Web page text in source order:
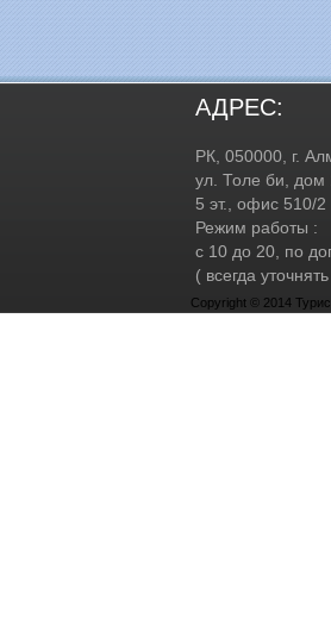
АДРЕС:
РК, 050000, г.
ул. Толе би, дом
5 эт., офис 510/2
Режим работы :
с 10 до 20, по
( всегда
Copyright © 2014